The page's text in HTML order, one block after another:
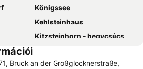
Königssee
Kehlsteinhaus
Kitzsteinhorn - hegycsúcs
Maria Alm
Kaiserloipe
Bruck an der Großglocknerstraße,